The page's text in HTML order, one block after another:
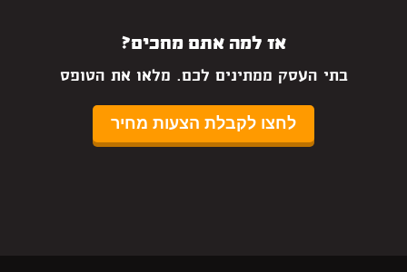
אז למה אתם מחכים?
בתי העסק ממתינים לכם. מלאו את הטופס
לחצו לקבלת הצעות מחיר